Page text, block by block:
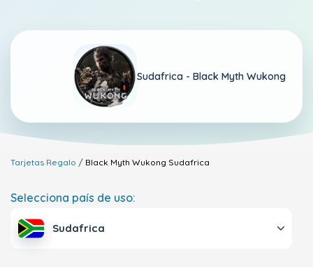
Sudafrica - Black Myth Wukong
Tarjetas Regalo Black Myth Wukong Sudafrica
Selecciona país de uso:
Sudafrica